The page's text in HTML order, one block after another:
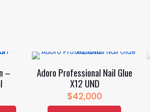
– Adoro Professional Nail Glue
X12 UND
$42,000